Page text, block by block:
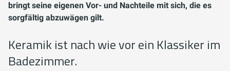
bringt seine eigenen Vor- und Nachteile mit sich, die es
sorgfältig abzuwägen gilt.
Keramik ist nach wie vor ein Klassiker im
Badezimmer.